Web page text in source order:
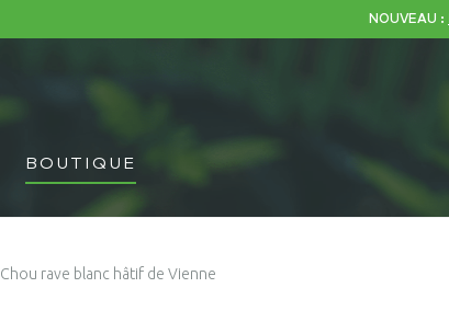
NOUVEAU :
BOUTIQUE
Chou rave blanc hâtif de Vienne